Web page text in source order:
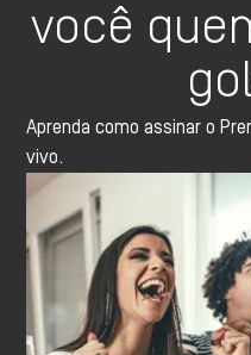
você
Aprenda como assinar o
vivo.